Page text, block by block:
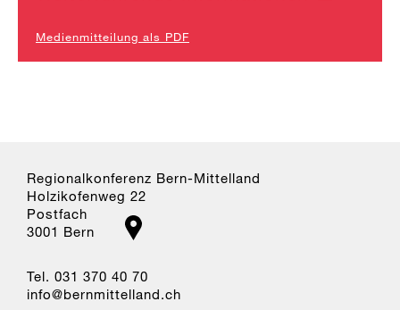
Medienmitteilung als PDF
Regionalkonferenz Bern-Mittelland
Holzikofenweg 22
Postfach
3001 Bern
Tel. 031 370 40 70
nf
b rnm tt ll nd ch